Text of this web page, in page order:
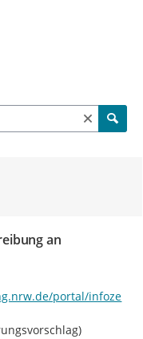
an
portal/infoze
themen/1000787/